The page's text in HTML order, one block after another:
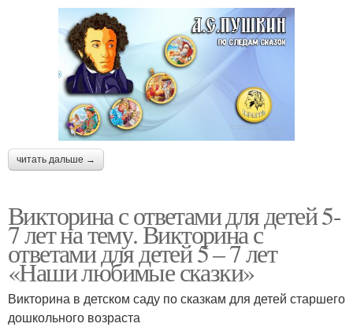
читать дальше →
Викторина с ответами для детей 5-
7 лет на тему. Викторина с
ответами для детей 5 – 7 лет
«Наши любимые сказки»
Викторина в детском саду по сказкам для детей старшего
дошкольного возраста